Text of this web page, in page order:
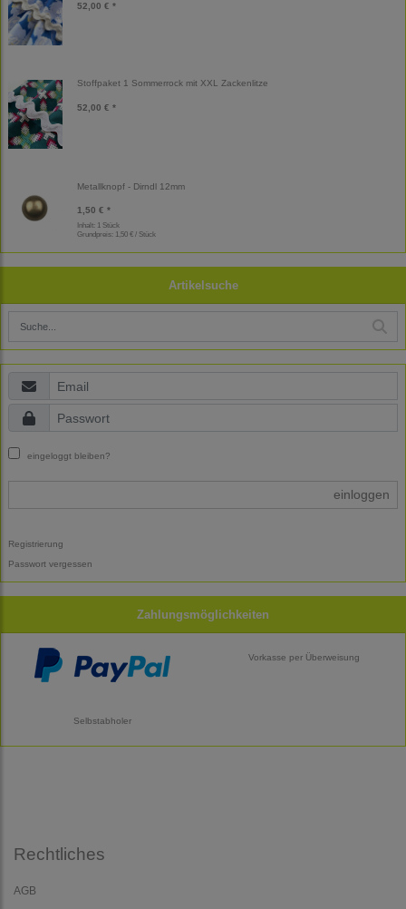
52,00 € *
Stoffpaket 1 Sommerrock mit XXL Zackenlitze
52,00 € *
Metallknopf - Dirndl 12mm
1,50 € *
Inhalt: 1 Stück
Grundpreis: 1,50 € / Stück
Artikelsuche
eingeloggt bleiben?
einloggen
Registrierung
Passwort vergessen
Zahlungsmöglichkeiten
Vorkasse per Überweisung
Selbstabholer
Rechtliches
AGB